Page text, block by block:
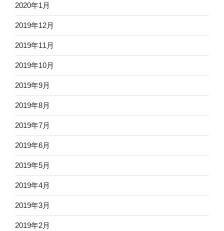
2020年1月
2019年12月
2019年11月
2019年10月
2019年9月
2019年8月
2019年7月
2019年6月
2019年5月
2019年4月
2019年3月
2019年2月